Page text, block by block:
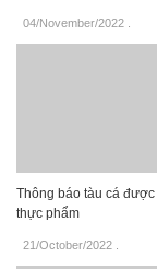
04/November/2022
Thông báo tàu cá
thực phẩm
21/October/2022